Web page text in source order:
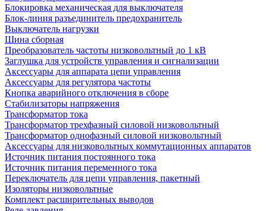
Блокировка механическая для выключателя
Блок-линия разъединитель предохранитель
Выключатель нагрузки
Шина сборная
Преобразователь частоты низковольтный до 1 кВ
Заглушка для устройств управления и сигнализации
Аксессуары для аппарата цепи управления
Аксессуары для регулятора частоты
Кнопка аварийного отключения в сборе
Стабилизаторы напряжения
Трансформатор тока
Трансформатор трехфазный силовой низковольтный
Трансформатор однофазный силовой низковольтный
Аксессуары для низковольтных коммутационных аппаратов
Источник питания постоянного тока
Источник питания переменного тока
Переключатель для цепи управления, пакетный
Изоляторы низковольтные
Комплект расширительных выводов